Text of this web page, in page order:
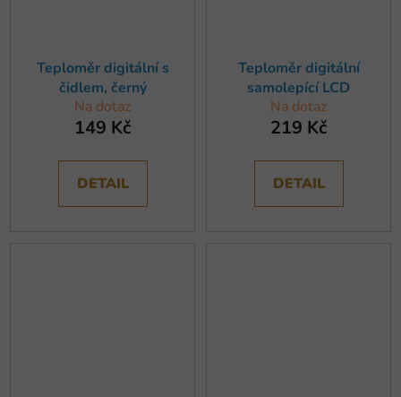
Teploměr digitální s
čidlem, černý
Na dotaz
149 Kč
DETAIL
Teploměr digitální
samolepící LCD
Na dotaz
219 Kč
DETAIL